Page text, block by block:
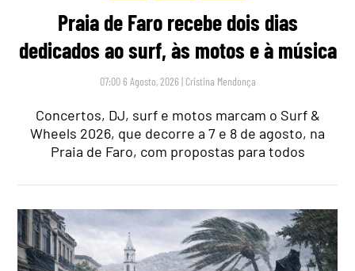
Praia de Faro recebe dois dias
dedicados ao surf, às motos e à música
07:00 6 Agosto, 2026 | Cristina Mendonça
Concertos, DJ, surf e motos marcam o Surf &
Wheels 2026, que decorre a 7 e 8 de agosto, na
Praia de Faro, com propostas para todos